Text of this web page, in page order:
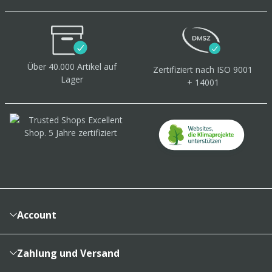
Über 40.000 Artikel auf
Lager
Zertifiziert nach ISO 9001
+ 14001
Account
Konto
Merkzettel
Zahlung und Versand